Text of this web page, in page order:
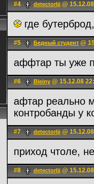
#4 detectorlji @
где
#5 Бедный студент @
аффтар ты уже
#6 Bleiny @ 15.12.08
афтар реально
контробанды у
#7 detectorlji @
приход чтоле,
#8 detectorlji @